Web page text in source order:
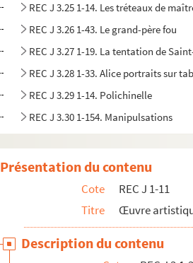
REC J 3.25 1-14. Les tréteaux de
REC J 3.26 1-43. Le grand-père fou
REC J 3.27 1-19. La tentation de
REC J 3.28 1-33. Alice portraits sur
REC J 3.29 1-14. Polichinelle
REC J 3.30 1-154. Manipulsations
REC J 3.32 1-38. Le voyage spirituel
REC J 3.33 1-9. Le nain
REC J 3.34 1-20. Astérix et la potion
REC J 3.35 1-17. Les aventures du
REC J 3.36 1-90. La poudre
Présentation du contenu
Cote
REC J 1-11
Titre
Œuvre
Description du contenu